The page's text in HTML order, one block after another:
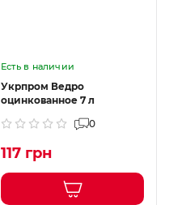
Есть в наличии
Укрпром Ведро
оцинкованное 7 л
0
117 грн